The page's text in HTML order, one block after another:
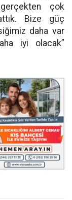
gerçekten çok
Bize güç
daha var
iyi olacak”